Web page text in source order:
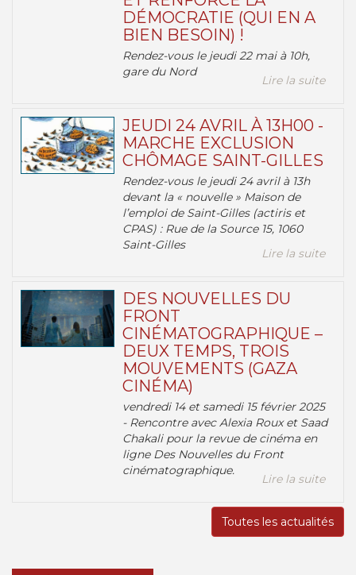
DÉMOCRATIE (QUI EN A
BIEN BESOIN) !
Rendez-vous le jeudi 22 mai à 10h,
gare du Nord
Lire la suite
JEUDI 24 AVRIL À 13H00 -
MARCHE EXCLUSION
CHÔMAGE SAINT-GILLES
Rendez-vous le jeudi 24 avril à 13h
devant la « nouvelle » Maison de
l’emploi de Saint-Gilles (actiris et
CPAS) : Rue de la Source 15, 1060
Saint-Gilles
Lire la suite
DES NOUVELLES DU
FRONT
CINÉMATOGRAPHIQUE –
DEUX TEMPS, TROIS
MOUVEMENTS (GAZA
CINÉMA)
vendredi 14 et samedi 15 février 2025
- Rencontre avec Alexia Roux et Saad
Chakali pour la revue de cinéma en
ligne Des Nouvelles du Front
cinématographique.
Lire la suite
Toutes les actualités